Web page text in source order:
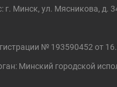
г. Минск, ул. Мясникова, д.
№ 193590452 от
Минский городской